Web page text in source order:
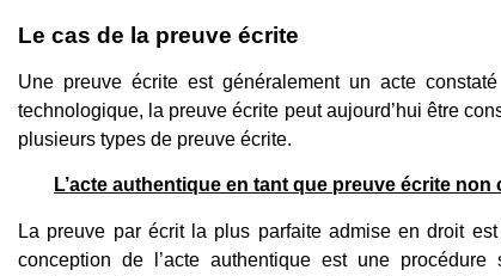
Le cas de la preuve écrite
Une preuve écrite est généralement un acte
technologique, la preuve écrite peut aujourd’hui être
plusieurs types de preuve écrite.
L’acte authentique en tant que preuve écrite non
La preuve par écrit la plus parfaite admise en droit
conception de l’acte authentique est une